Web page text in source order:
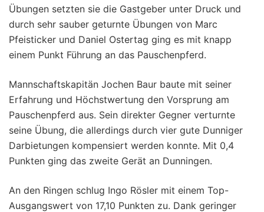
Übungen setzten sie die Gastgeber unter Druck und
durch sehr sauber geturnte Übungen von Marc
Pfeisticker und Daniel Ostertag ging es mit knapp
einem Punkt Führung an das Pauschenpferd.
Mannschaftskapitän Jochen Baur baute mit seiner
Erfahrung und Höchstwertung den Vorsprung am
Pauschenpferd aus. Sein direkter Gegner verturnte
seine Übung, die allerdings durch vier gute Dunniger
Darbietungen kompensiert werden konnte. Mit 0,4
Punkten ging das zweite Gerät an Dunningen.
An den Ringen schlug Ingo Rösler mit einem Top-
Ausgangswert von 17,10 Punkten zu. Dank geringer